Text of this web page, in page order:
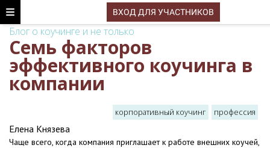
ВХОД ДЛЯ УЧАСТНИКОВ
Блог о коучинге и не только
Семь факторов
эффективного коучинга в
компании
корпоративный коучинг профессия
Елена Князева
Чаще всего, когда компания приглашает к работе внешних коучей,